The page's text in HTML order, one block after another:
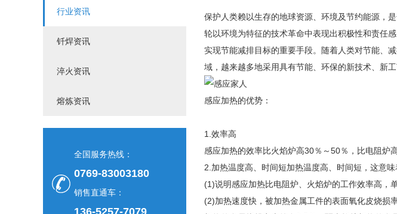
行业资讯
钎焊资讯
淬火资讯
熔炼资讯
全国服务热线：
0769-83003180
销售直通车：
136-5257-7079
保护人类赖以生存的地球资源、环境及节约能源，
轮以环境为特征的技术革命中表现出积极性和责任
实现节能减排目标的重要手段。随着人类对节能、
域，越来越多地采用具有节能、环保的新技术、新
感应加热的优势：
1.效率高
感应加热的效率比火焰炉高30％～50％，比电阻炉
2.加热温度高、时间短加热温度高、时间短，这意味
(1)说明感应加热比电阻炉、火焰炉的工作效率高，
(2)加热速度快，被加热金属工件的表面氧化皮烧损